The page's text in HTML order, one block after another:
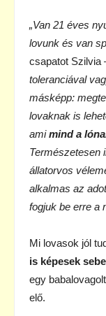
„Van 21 éves
lovunk és van
csapatot Szilvia
toleranciával
másképp:
lovaknak is
amimind a
Természetesen
állatorvos
alkalmas az
fogjuk be erre a
Mi lovasok jól
is képesek
egy
elő.